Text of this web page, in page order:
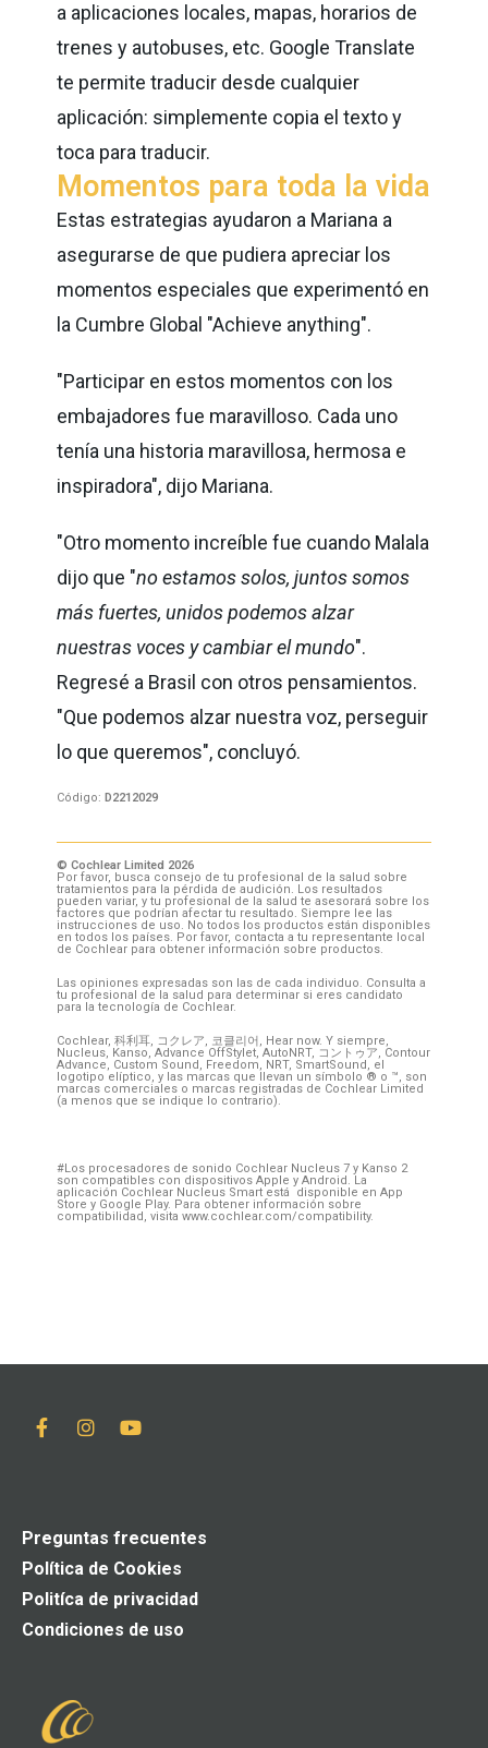
a aplicaciones locales, mapas, horarios de
trenes y autobuses, etc. Google Translate
te permite traducir desde cualquier
aplicación: simplemente copia el texto y
toca para traducir.
Momentos para toda la vida
Estas estrategias ayudaron a Mariana a
asegurarse de que pudiera apreciar los
momentos especiales que experimentó en
la Cumbre Global "Achieve anything".
"Participar en estos momentos con los
embajadores fue maravilloso. Cada uno
tenía una historia maravillosa, hermosa e
inspiradora", dijo Mariana.
"Otro momento increíble fue cuando Malala
dijo que "no estamos solos, juntos somos
más fuertes, unidos podemos alzar
nuestras voces y cambiar el mundo".
Regresé a Brasil con otros pensamientos.
"Que podemos alzar nuestra voz, perseguir
lo que queremos", concluyó.
Código: D2212029
© Cochlear Limited 2026
Por favor, busca consejo de tu profesional de la salud sobre
tratamientos para la pérdida de audición. Los resultados
pueden variar, y tu profesional de la salud te asesorará sobre los
factores que podrían afectar tu resultado. Siempre lee las
instrucciones de uso. No todos los productos están disponibles
en todos los países. Por favor, contacta a tu representante local
de Cochlear para obtener información sobre productos.
Las opiniones expresadas son las de cada individuo. Consulta a
tu profesional de la salud para determinar si eres candidato
para la tecnología de Cochlear.
Cochlear, 科利耳, コクレア, 코클리어, Hear now. Y siempre,
Nucleus, Kanso, Advance OffStylet, AutoNRT, コントゥア, Contour
Advance, Custom Sound, Freedom, NRT, SmartSound, el
logotipo elíptico, y las marcas que llevan un símbolo ® o ™, son
marcas comerciales o marcas registradas de Cochlear Limited
(a menos que se indique lo contrario).
#Los procesadores de sonido Cochlear Nucleus 7 y Kanso 2
son compatibles con dispositivos Apple y Android. La
aplicación Cochlear Nucleus Smart está disponible en App
Store y Google Play. Para obtener información sobre
compatibilidad, visita www.cochlear.com/compatibility.
Preguntas frecuentes
Política de Cookies
Politíca de privacidad
Condiciones de uso